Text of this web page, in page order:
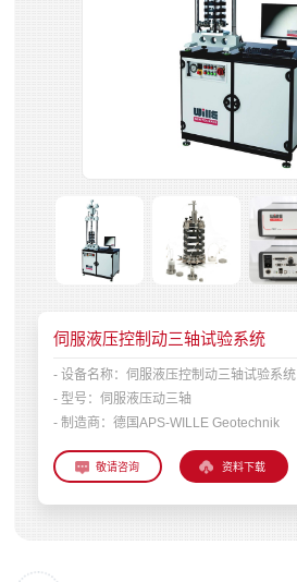
伺服液压控制动三轴试验系统
- 设备名称： 伺服液压控制动三轴试验系统
- 型号： 伺服液压动三轴
- 制造商： 德国APS-WILLE Geotechnik
资料下载